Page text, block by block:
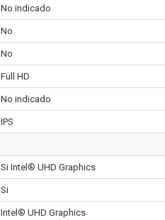
No indicado
No
No
Full HD
No indicado
IPS
Si Intel® UHD Graphics
Si
Intel® UHD Graphics